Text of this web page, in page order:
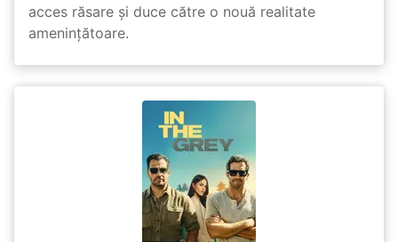
acces răsare și duce către o nouă realitate
amenințătoare.